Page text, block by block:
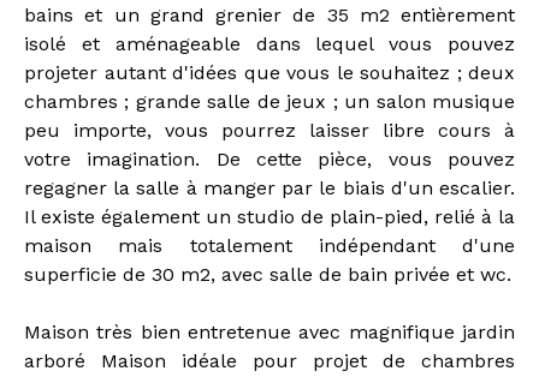
bains et un grand grenier de 35 m2 entièrement
isolé et aménageable dans lequel vous pouvez
projeter autant d'idées que vous le souhaitez ; deux
chambres ; grande salle de jeux ; un salon musique
peu importe, vous pourrez laisser libre cours à
votre imagination. De cette pièce, vous pouvez
regagner la salle à manger par le biais d'un escalier.
Il existe également un studio de plain-pied, relié à la
maison mais totalement indépendant d'une
superficie de 30 m2, avec salle de bain privée et wc.
Maison très bien entretenue avec magnifique jardin
arboré Maison idéale pour projet de chambres